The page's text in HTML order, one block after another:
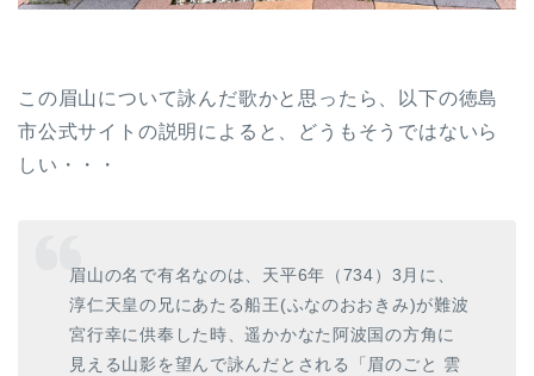
この眉山について詠んだ歌かと思ったら、以下の徳島
市公式サイトの説明によると、どうもそうではないら
しい・・・
眉山の名で有名なのは、天平6年（734）3月に、
淳仁天皇の兄にあたる船王(ふなのおおきみ)が難波
宮行幸に供奉した時、遥かかなた阿波国の方角に
見える山影を望んで詠んだとされる「眉のごと 雲